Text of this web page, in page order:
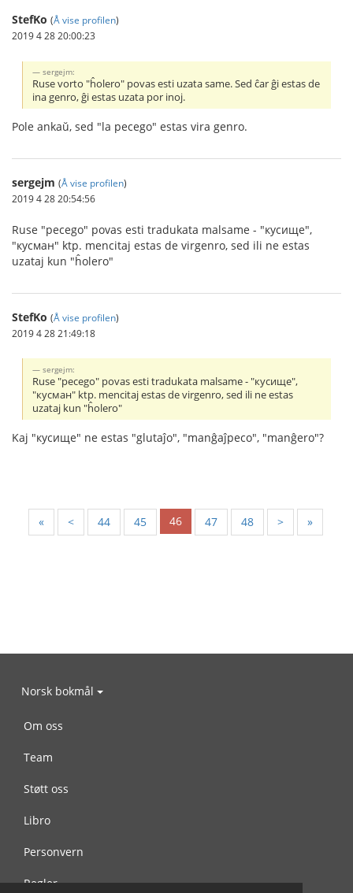
StefKo (Å vise profilen)
2019 4 28 20:00:23
sergejm:
Ruse vorto "ĥolero" povas esti uzata same. Sed ĉar ĝi estas de
ina genro, ĝi estas uzata por inoj.
Pole ankaŭ, sed "la pecego" estas vira genro.
sergejm (Å vise profilen)
2019 4 28 20:54:56
Ruse "pecego" povas esti tradukata malsame - "кусище",
"кусман" ktp. mencitaj estas de virgenro, sed ili ne estas
uzataj kun "ĥolero"
StefKo (Å vise profilen)
2019 4 28 21:49:18
sergejm:
Ruse "pecego" povas esti tradukata malsame - "кусище",
"кусман" ktp. mencitaj estas de virgenro, sed ili ne estas
uzataj kun "ĥolero"
Kaj "кусище" ne estas "glutaĵo", "manĝaĵpeco", "manĝero"?
« < 44 45 46 47 48 > »
Norsk bokmål
Om oss
Team
Støtt oss
Libro
Personvern
Regler